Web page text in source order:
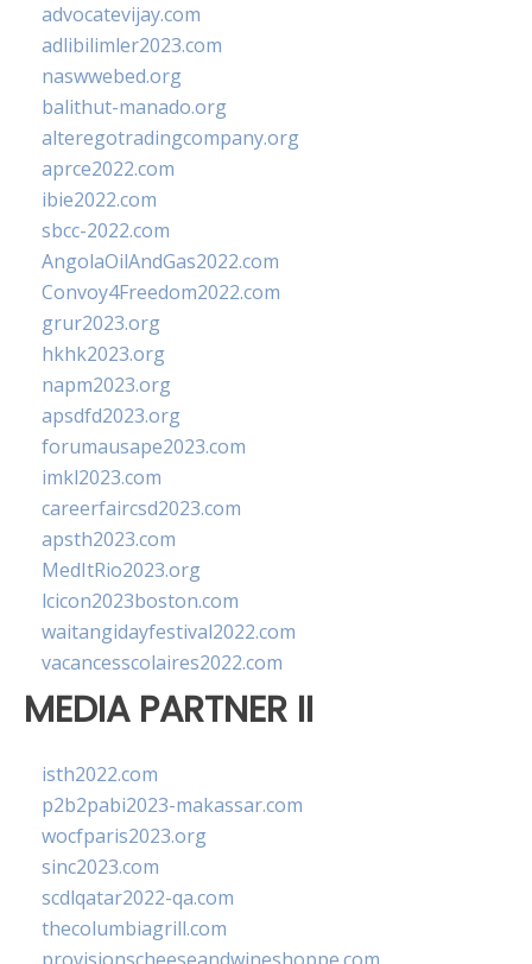
advocatevijay.com
adlibilimler2023.com
naswwebed.org
balithut-manado.org
alteregotradingcompany.org
aprce2022.com
ibie2022.com
sbcc-2022.com
AngolaOilAndGas2022.com
Convoy4Freedom2022.com
grur2023.org
hkhk2023.org
napm2023.org
apsdfd2023.org
forumausape2023.com
imkl2023.com
careerfaircsd2023.com
apsth2023.com
MedItRio2023.org
lcicon2023boston.com
waitangidayfestival2022.com
vacancesscolaires2022.com
MEDIA PARTNER II
isth2022.com
p2b2pabi2023-makassar.com
wocfparis2023.org
sinc2023.com
scdlqatar2022-qa.com
thecolumbiagrill.com